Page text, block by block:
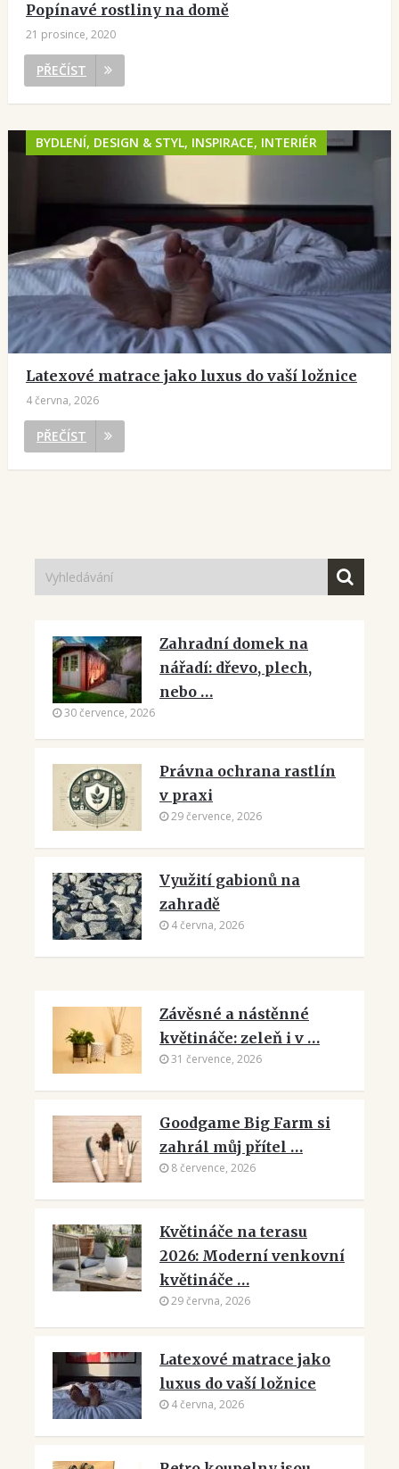
Popínavé rostliny na domě
21 prosince, 2020
PŘEČÍST
BYDLENÍ, DESIGN & STYL, INSPIRACE, INTERIÉR
Latexové matrace jako luxus do vaší ložnice
4 června, 2026
PŘEČÍST
Zahradní domek na
nářadí: dřevo, plech,
nebo …
30 července, 2026
Právna ochrana rastlín
v praxi
29 července, 2026
Využití gabionů na
zahradě
4 června, 2026
Závěsné a nástěnné
květináče: zeleň i v …
31 července, 2026
Goodgame Big Farm si
zahrál můj přítel …
8 července, 2026
Květináče na terasu
2026: Moderní venkovní
květináče …
29 června, 2026
Latexové matrace jako
luxus do vaší ložnice
4 června, 2026